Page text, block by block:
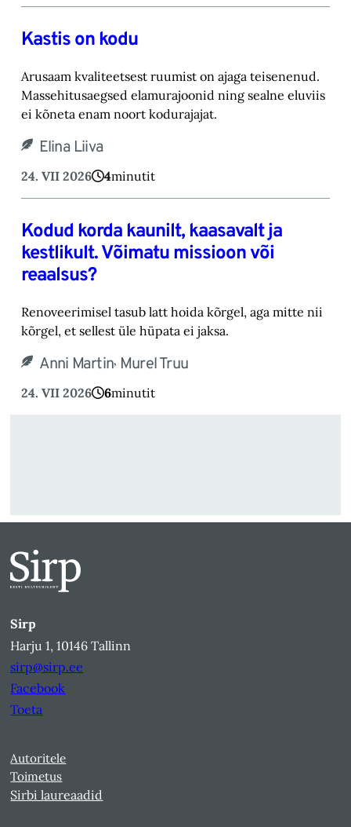
Kastis on kodu
Arusaam kvaliteetsest ruumist on ajaga teisenenud.
Massehitusaegsed elamurajoonid ning sealne eluviis
ei kõneta enam noort kodurajajat.
Elina Liiva
24. VII 2026 4minutit
Kodud korda kaunilt, kaasavalt ja
kestlikult. Võimatu missioon või
reaalsus?
Renoveerimisel tasub latt hoida kõrgel, aga mitte nii
kõrgel, et sellest üle hüpata ei jaksa.
Anni Martin, Murel Truu
24. VII 2026 6minutit
Sirp
Harju 1, 10146 Tallinn
sirp@sirp.ee
Facebook
Toeta
Autoritele
Toimetus
Sirbi laureaadid